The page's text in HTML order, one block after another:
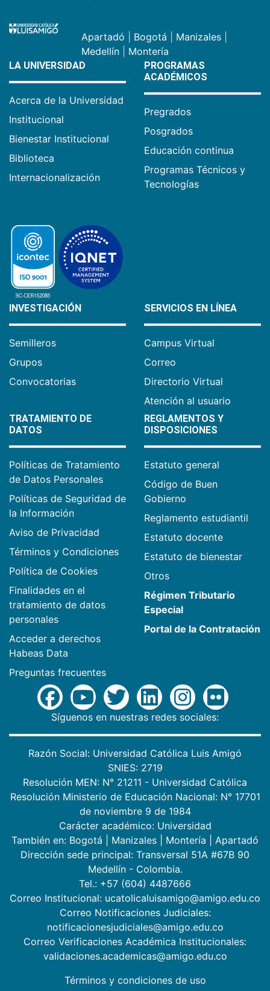
Apartadó Bogotá Manizales
Medellín
Montería
LA UNIVERSIDAD
Acerca de la Universidad
Institucional
Bienestar Institucional
Biblioteca
Internacionalización
PROGRAMAS
ACADÉMICOS
Pregrados
Posgrados
Educación continua
Programas Técnicos y
Tecnologías
INVESTIGACIÓN
Semilleros
Grupos
Convocatorias
SERVICIOS EN LÍNEA
Campus Virtual
Correo
Directorio Virtual
Atención al usuario
TRATAMIENTO DE
DATOS
Políticas de Tratamiento
de Datos Personales
Políticas de Seguridad de
la Información
Aviso de Privacidad
Términos y Condiciones
Política de Cookies
Finalidades en el
tratamiento de datos
personales
Acceder a derechos
Habeas Data
Preguntas frecuentes
REGLAMENTOS Y
DISPOSICIONES
Estatuto general
Código de Buen
Gobierno
Reglamento estudiantil
Estatuto docente
Estatuto de bienestar
Otros
Régimen Tributario
Especial
Portal de la Contratación
Síguenos en nuestras redes sociales:
Razón Social: Universidad Católica Luis Amigó
SNIES: 2719
Resolución MEN: N° 21211 - Universidad Católica
Resolución Ministerio de Educación Nacional: N° 17701
de noviembre 9 de 1984
Carácter académico: Universidad
También en: Bogotá Manizales Montería
Apartadó
Dirección sede principal: Transversal 51A #67B 90
Medellín - Colombia.
Tel.: +57 (604) 4487666
Correo Institucional: ucatolicaluisamigo@amigo.edu.co
Correo Notificaciones Judiciales:
notificacionesjudiciales@amigo.edu.co
Correo Verificaciones Académica Institucionales:
validaciones.academicas@amigo.edu.co
Términos y condiciones de uso